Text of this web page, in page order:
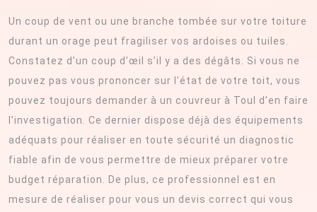
Un coup de vent ou une branche tombée sur votre toiture
durant un orage peut fragiliser vos ardoises ou tuiles.
Constatez d’un coup d’œil s’il y a des dégâts. Si vous ne
pouvez pas vous prononcer sur l’état de votre toit, vous
pouvez toujours demander à un couvreur à Toul d’en faire
l’investigation. Ce dernier dispose déjà des équipements
adéquats pour réaliser en toute sécurité un diagnostic
fiable afin de vous permettre de mieux préparer votre
budget réparation. De plus, ce professionnel est en
mesure de réaliser pour vous un devis correct qui vous